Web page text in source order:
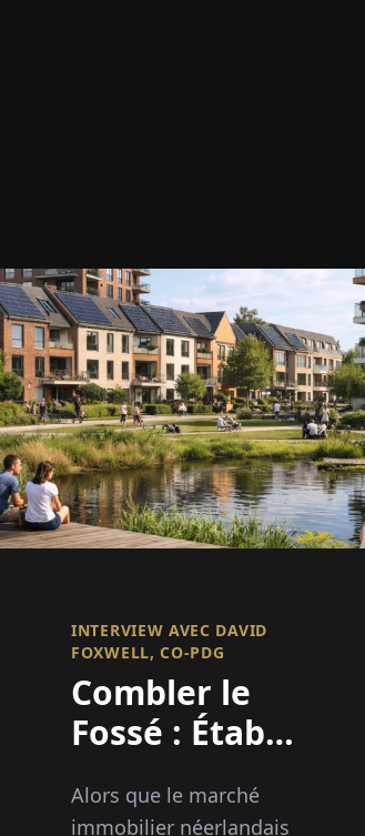
INTERVIEW AVEC DAVID
FOXWELL, CO-PDG
Combler le
Fossé : Établir
Relations,
Alors que le marché
immobilier néerlandais